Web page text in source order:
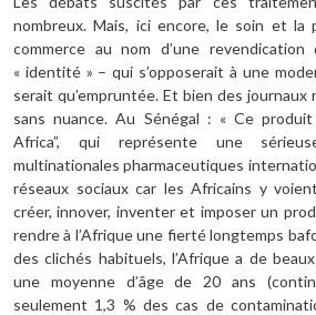
nombreux. Mais, ici encore, le soin et la
commerce au nom d’une
« identité » – qui s’opposerait à une
serait qu’empruntée. Et bien des
sans nuance. Au Sénégal : « Ce
Africa”, qui représente une
multinationales pharmaceutiques
réseaux sociaux car les Africains y
créer, innover, inventer et imposer un
rendre à l’Afrique une fierté longtemps
des clichés habituels, l’Afrique a de
une moyenne d’âge de 20 ans
seulement 1,3 % des cas de